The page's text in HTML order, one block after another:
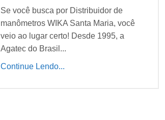
Se você busca por Distribuidor de
manômetros WIKA Santa Maria, você
veio ao lugar certo! Desde 1995, a
Agatec do Brasil...
Continue Lendo...